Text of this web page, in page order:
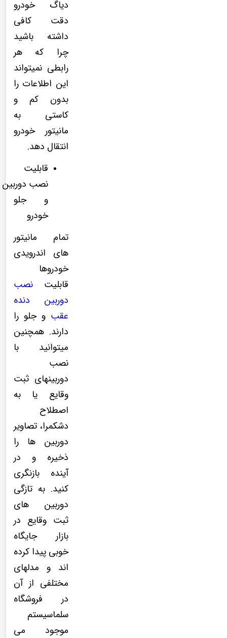
دیاگ خودرو
دقت کافی
داشته باشید
چرا که هر
رابطی نمیتواند
این اطلاعات را
بدون کم و
کاستی به
مانیتور خودرو
انتقال دهد.
قابلیت
نصب
و جلو
خودرو
تمام مانیتور
های اندرویدی
خودروها
قابلیت نصب
دوربین دنده
عقب و جلو را
دارند. همچنین
میتوانید با
نصب
دوربینهای ثبت
وقایع یا به
اصطلاح
دشکمرا، تصاویر
دوربین ها را
ذخیره و در
آینده بازنگری
کنید. به تازگی
دوربین های
ثبت وقایع در
بازار جایگاه
خوبی پیدا کرده
اند و مدلهای
مختلفی از آن
در فروشگاه
سلماسیستم
موجود می